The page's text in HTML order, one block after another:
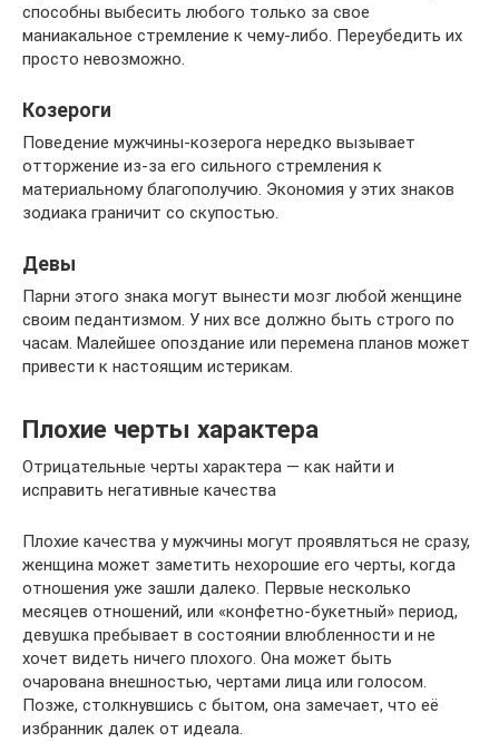
способны выбесить любого только за свое
маниакальное стремление к чему-либо. Переубедить их
просто невозможно.
Козероги
Поведение мужчины-козерога нередко вызывает
отторжение из-за его сильного стремления к
материальному благополучию. Экономия у этих знаков
зодиака граничит со скупостью.
Девы
Парни этого знака могут вынести мозг любой женщине
своим педантизмом. У них все должно быть строго по
часам. Малейшее опоздание или перемена планов может
привести к настоящим истерикам.
Плохие черты характера
Отрицательные черты характера — как найти и
исправить негативные качества
Плохие качества у мужчины могут проявляться не сразу,
женщина может заметить нехорошие его черты, когда
отношения уже зашли далеко. Первые несколько
месяцев отношений, или «конфетно-букетный» период,
девушка пребывает в состоянии влюбленности и не
хочет видеть ничего плохого. Она может быть
очарована внешностью, чертами лица или голосом.
Позже, столкнувшись с бытом, она замечает, что её
избранник далек от идеала.